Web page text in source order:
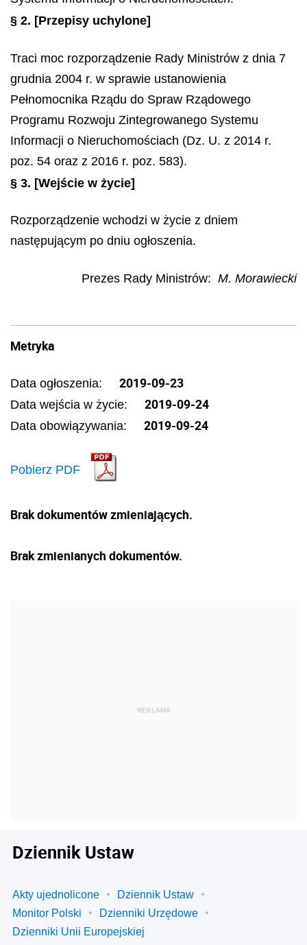
§ 2. [Przepisy uchylone]
Traci moc rozporządzenie Rady Ministrów z dnia 7
grudnia 2004 r. w sprawie ustanowienia
Pełnomocnika Rządu do Spraw Rządowego
Programu Rozwoju Zintegrowanego Systemu
Informacji o Nieruchomościach (Dz. U. z 2014 r.
poz. 54 oraz z 2016 r. poz. 583).
§ 3. [Wejście w życie]
Rozporządzenie wchodzi w życie z dniem
następującym po dniu ogłoszenia.
Prezes Rady Ministrów: M. Morawiecki
Metryka
Data ogłoszenia: 2019-09-23
Data wejścia w życie: 2019-09-24
Data obowiązywania: 2019-09-24
Pobierz PDF
Brak dokumentów zmieniających.
Brak zmienianych dokumentów.
Dziennik Ustaw
Akty ujednolicone
Dziennik Ustaw
Monitor Polski
Dzienniki Urzędowe
Dzienniki Unii Europejskiej